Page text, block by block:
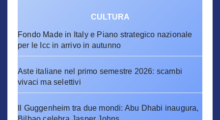
CULTURA
Fondo Made in Italy e Piano strategico nazionale
per le Icc in arrivo in autunno
Aste italiane nel primo semestre 2026: scambi
vivaci ma selettivi
Il Guggenheim tra due mondi: Abu Dhabi inaugura,